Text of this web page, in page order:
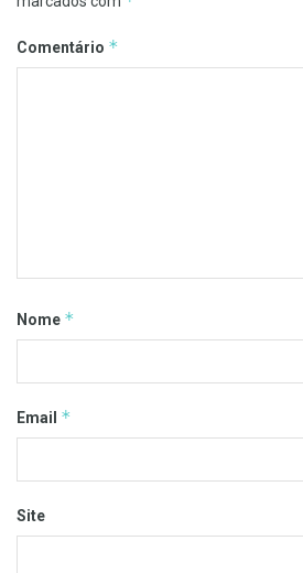
Comentário *
Nome *
Email *
Site